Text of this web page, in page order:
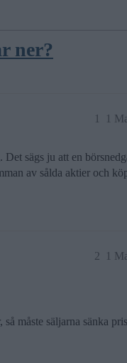
ner?
1
1
sägs ju att en
av sålda aktier och
1
2
måste säljarna sänka